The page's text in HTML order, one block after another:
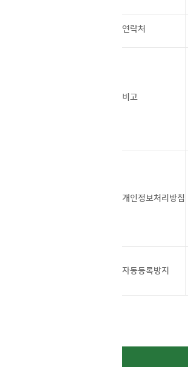
연락처
비고
개인정보처리방침
자동등록방지